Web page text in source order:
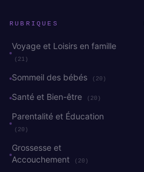
RUBRIQUES
Voyage et Loisirs en famille
(21)
Sommeil des bébés (20)
Santé et Bien-être (20)
Parentalité et Éducation
(20)
Grossesse et
Accouchement
(20)